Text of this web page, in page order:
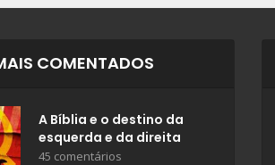
COMENTADOS
A Bíblia e o destino da
esquerda e da direita
45 comentários